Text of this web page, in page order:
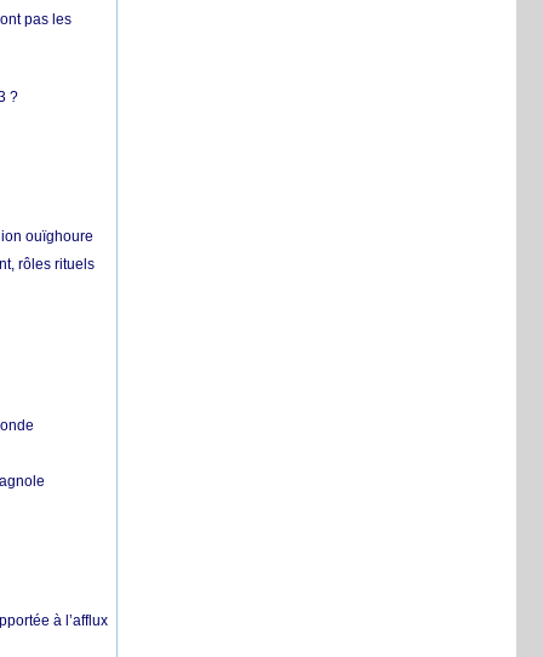
pas les
?
ouïghoure
rôles rituels
à l’afflux